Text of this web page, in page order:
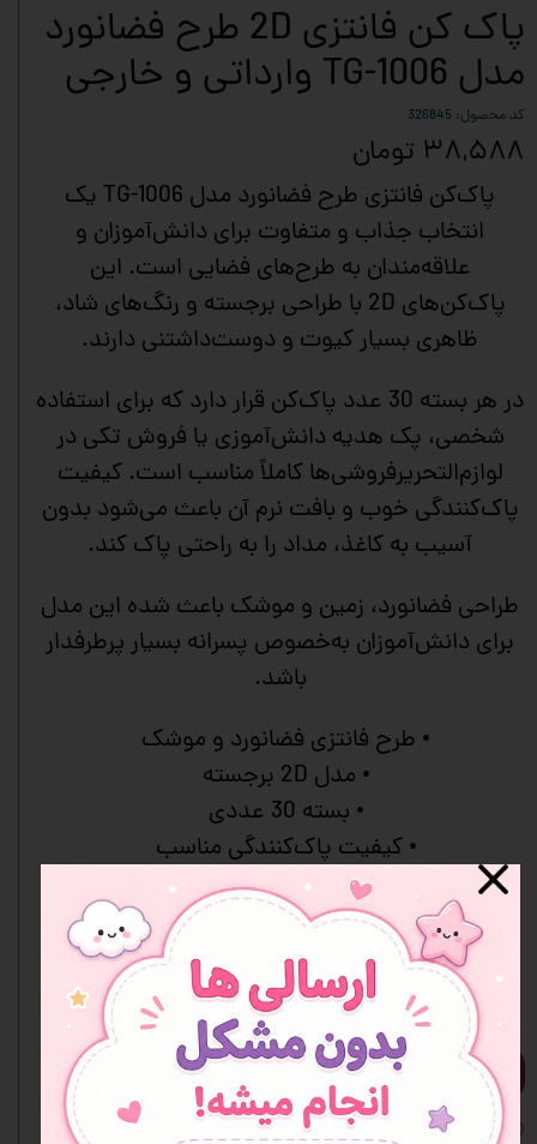
پاک‌ کن فانتزی 2D طرح فضانورد
مدل TG-1006 وارداتی و خارجی
کد محصول: 326845
۳۸,۵۸۸ تومان
پاک‌کن فانتزی طرح فضانورد مدل TG-1006 یک
انتخاب جذاب و متفاوت برای دانش‌آموزان و
علاقه‌مندان به طرح‌های فضایی است. این
پاک‌کن‌های 2D با طراحی برجسته و رنگ‌های شاد،
ظاهری بسیار کیوت و دوست‌داشتنی دارند.
در هر بسته 30 عدد پاک‌کن قرار دارد که برای استفاده
شخصی، پک هدیه دانش‌آموزی یا فروش تکی در
لوازم‌التحریرفروشی‌ها کاملاً مناسب است. کیفیت
پاک‌کنندگی خوب و بافت نرم آن باعث می‌شود بدون
آسیب به کاغذ، مداد را به راحتی پاک کند.
طراحی فضانورد، زمین و موشک باعث شده این مدل
برای دانش‌آموزان به‌خصوص پسرانه بسیار پرطرفدار
باشد.
• طرح فانتزی فضانورد و موشک
• مدل 2D برجسته
• بسته 30 عددی
• کیفیت پاک‌کنندگی مناسب
• بافت نرم و بدون آسیب به کاغذ
• مناسب مدرسه و لوازم‌التحریر
• گزینه عالی برای فروش تکی
• طراحی جذاب و کودک‌پسند
افزودن به سبد خرید
افزودن به علاقه مندی ها